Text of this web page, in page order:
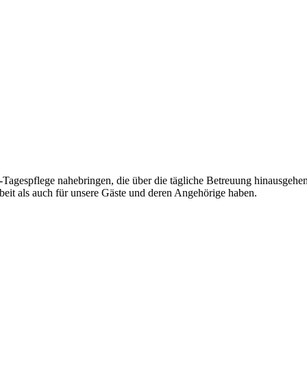
nahebringen, die über die tägliche Betreuung
als auch für unsere Gäste und deren Angehörige haben.